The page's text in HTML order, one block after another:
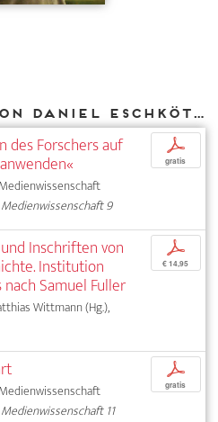
Weitere Texte von Daniel Eschkötter bei DIAPHANES
des Forschers auf
9
p
gratis
Inschriften von
Institution
Samuel Fuller
Wittmann (Hg.),
p
€ 14,95
11
p
gratis